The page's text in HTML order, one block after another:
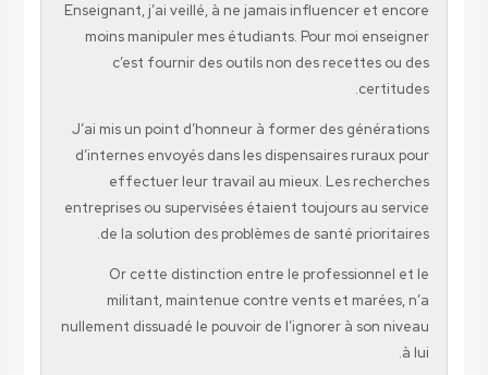
Enseignant, j’ai veillé, à ne jamais influencer et encore
moins manipuler mes étudiants. Pour moi enseigner
c’est fournir des outils non des recettes ou des
certitudes.
J’ai mis un point d’honneur à former des générations
d’internes envoyés dans les dispensaires ruraux pour
effectuer leur travail au mieux. Les recherches
entreprises ou supervisées étaient toujours au service
de la solution des problèmes de santé prioritaires.
Or cette distinction entre le professionnel et le
militant, maintenue contre vents et marées, n’a
nullement dissuadé le pouvoir de l’ignorer à son niveau
à lui.